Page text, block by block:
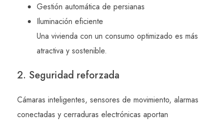
Gestión automática de persianas
Iluminación eficiente
Una vivienda con un consumo optimizado es más
atractiva y sostenible.
2. Seguridad reforzada
Cámaras inteligentes, sensores de movimiento, alarmas
conectadas y cerraduras electrónicas aportan